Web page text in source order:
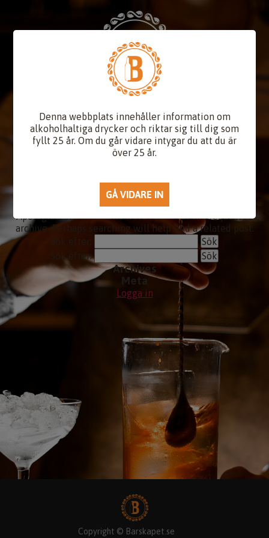
CATEGORY ARCHIVES:LIKÖR
NOT FOUND
Apologies, but no results were found for the requested
archive. Perhaps searching will help find a related post.
Sök efter:
Archives
Logga in
Copyright © Barskapet.se
Denna webbplats innehåller information om
alkoholhaltiga drycker och riktar sig till dig som
fyllt 25 år. Om du går vidare intygar du att du är
över 25 år.